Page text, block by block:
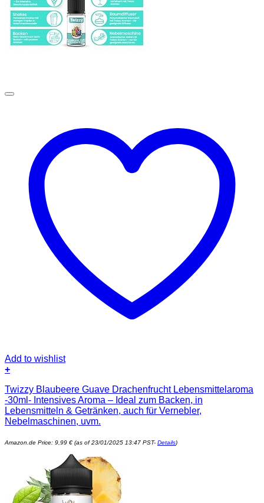
Add to wishlist
+
Twizzy Blaubeere Guave Drachenfrucht Lebensmittelaroma
-30ml- Intensives Aroma – Ideal zum Backen, in
Lebensmitteln & Getränken, auch für Vernebler,
Nebelmaschinen, uvm.
Amazon.de Price: 9,99 € (as of 23/01/2025 13:47 PST- Details)